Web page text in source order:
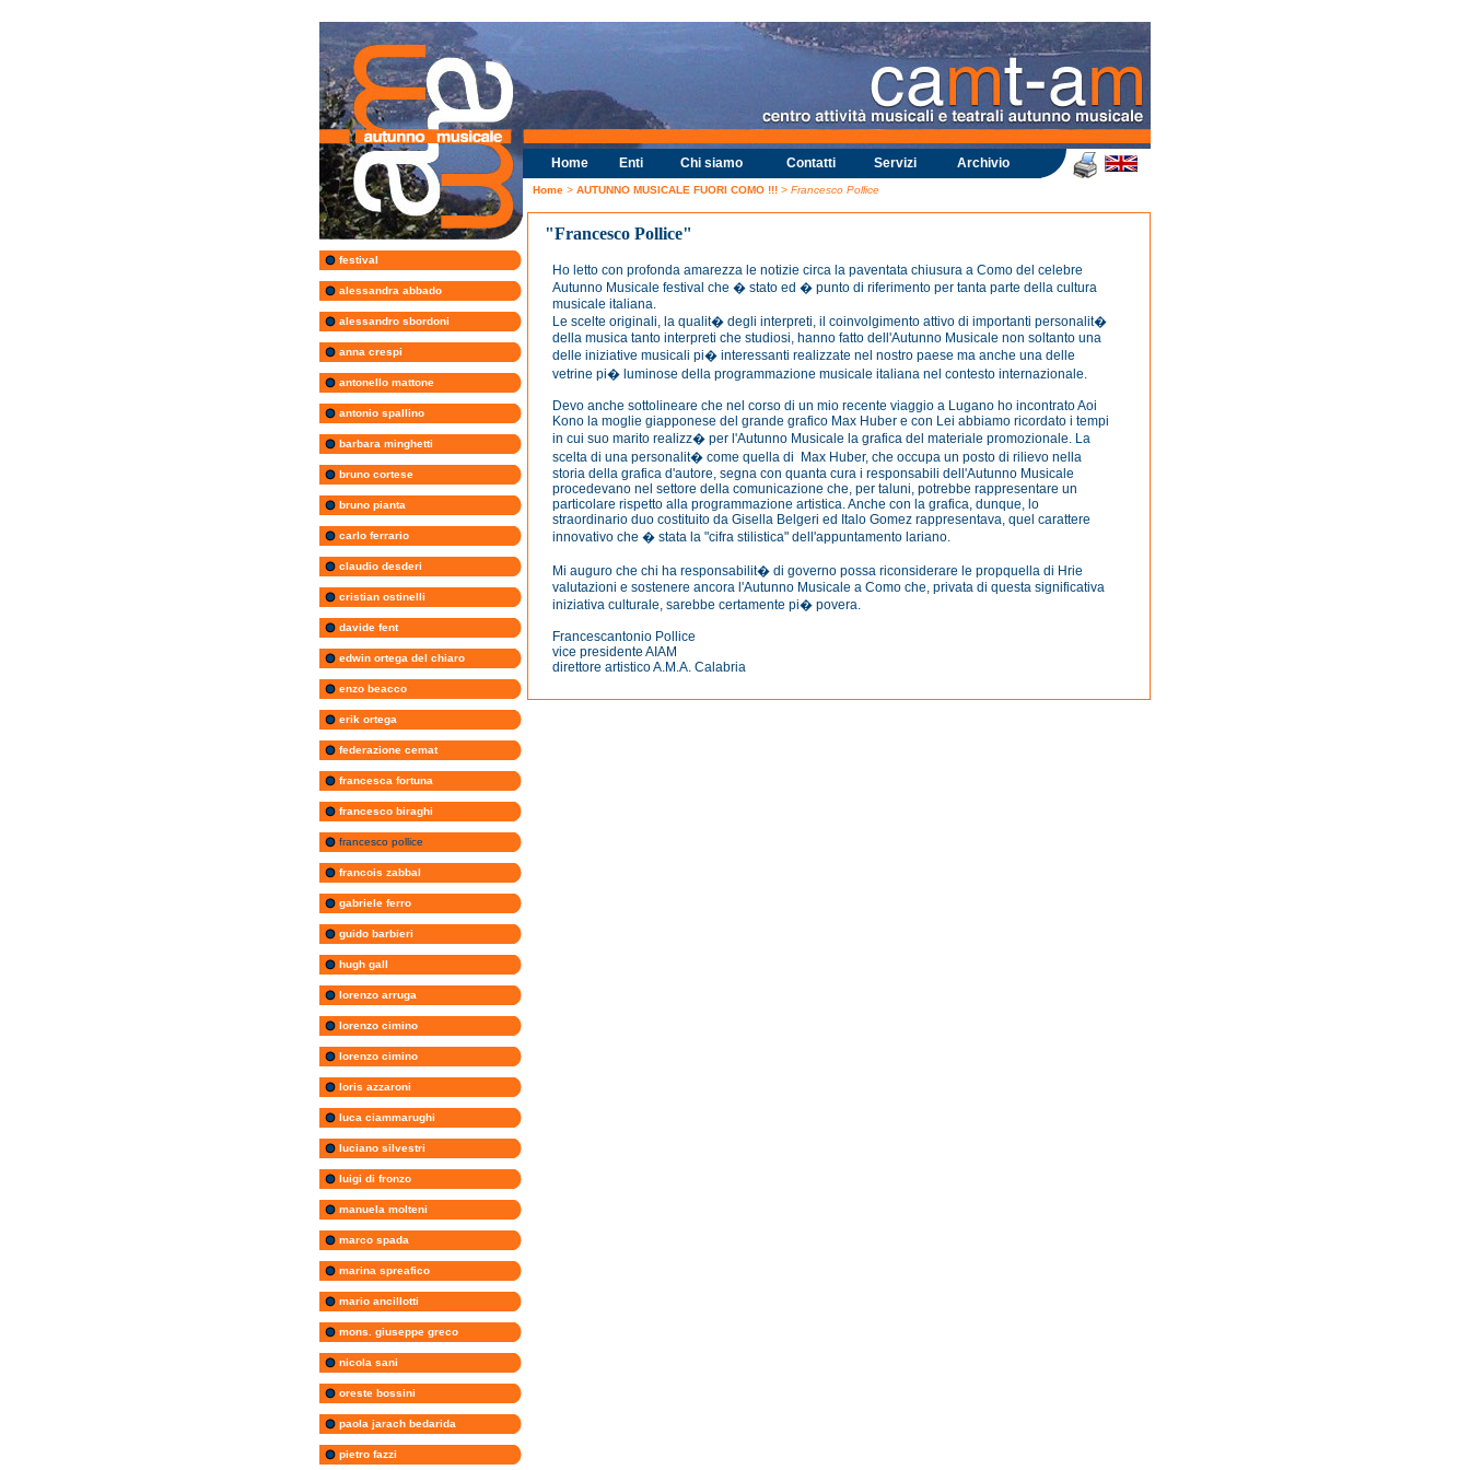
festival
alessandra abbado
alessandro sbordoni
anna crespi
antonello mattone
antonio spallino
barbara minghetti
bruno cortese
bruno pianta
carlo ferrario
claudio desderi
cristian ostinelli
davide fent
edwin ortega del chiaro
enzo beacco
erik ortega
federazione cemat
francesca fortuna
francesco biraghi
francesco pollice
francois zabbal
gabriele ferro
guido barbieri
hugh gall
lorenzo arruga
lorenzo cimino
lorenzo cimino
loris azzaroni
luca ciammarughi
luciano silvestri
luigi di fronzo
manuela molteni
marco spada
marina spreafico
mario ancillotti
mons. giuseppe greco
nicola sani
oreste bossini
paola jarach bedarida
pietro fazzi
Home Enti Chi siamo Contatti Servizi Archivio
Home > AUTUNNO MUSICALE FUORI COMO !!! > Francesco Pollice
"Francesco Pollice"
Ho letto con profonda amarezza le notizie circa la paventata chiusura a Como del celebre
Autunno Musicale festival che � stato ed � punto di riferimento per tanta parte della cultura
musicale italiana.
Le scelte originali, la qualit� degli interpreti, il coinvolgimento attivo di importanti personalit�
della musica tanto interpreti che studiosi, hanno fatto dell'Autunno Musicale non soltanto una
delle iniziative musicali pi� interessanti realizzate nel nostro paese ma anche una delle
vetrine pi� luminose della programmazione musicale italiana nel contesto internazionale.
Devo anche sottolineare che nel corso di un mio recente viaggio a Lugano ho incontrato Aoi
Kono la moglie giapponese del grande grafico Max Huber e con Lei abbiamo ricordato i tempi
in cui suo marito realizz� per l'Autunno Musicale la grafica del materiale promozionale. La
scelta di una personalit� come quella di Max Huber, che occupa un posto di rilievo nella
storia della grafica d'autore, segna con quanta cura i responsabili dell'Autunno Musicale
procedevano nel settore della comunicazione che, per taluni, potrebbe rappresentare un
particolare rispetto alla programmazione artistica. Anche con la grafica, dunque, lo
straordinario duo costituito da Gisella Belgeri ed Italo Gomez rappresentava, quel carattere
innovativo che � stata la "cifra stilistica" dell'appuntamento lariano.
Mi auguro che chi ha responsabilit� di governo possa riconsiderare le propquella di Hrie
valutazioni e sostenere ancora l'Autunno Musicale a Como che, privata di questa significativa
iniziativa culturale, sarebbe certamente pi� povera.
Francescantonio Pollice
vice presidente AIAM
direttore artistico A.M.A. Calabria